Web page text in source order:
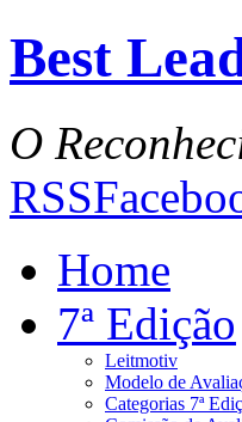
Best
O
RSS
Home
7ª Edição
Leitmotiv
Modelo de
Categorias 7ª